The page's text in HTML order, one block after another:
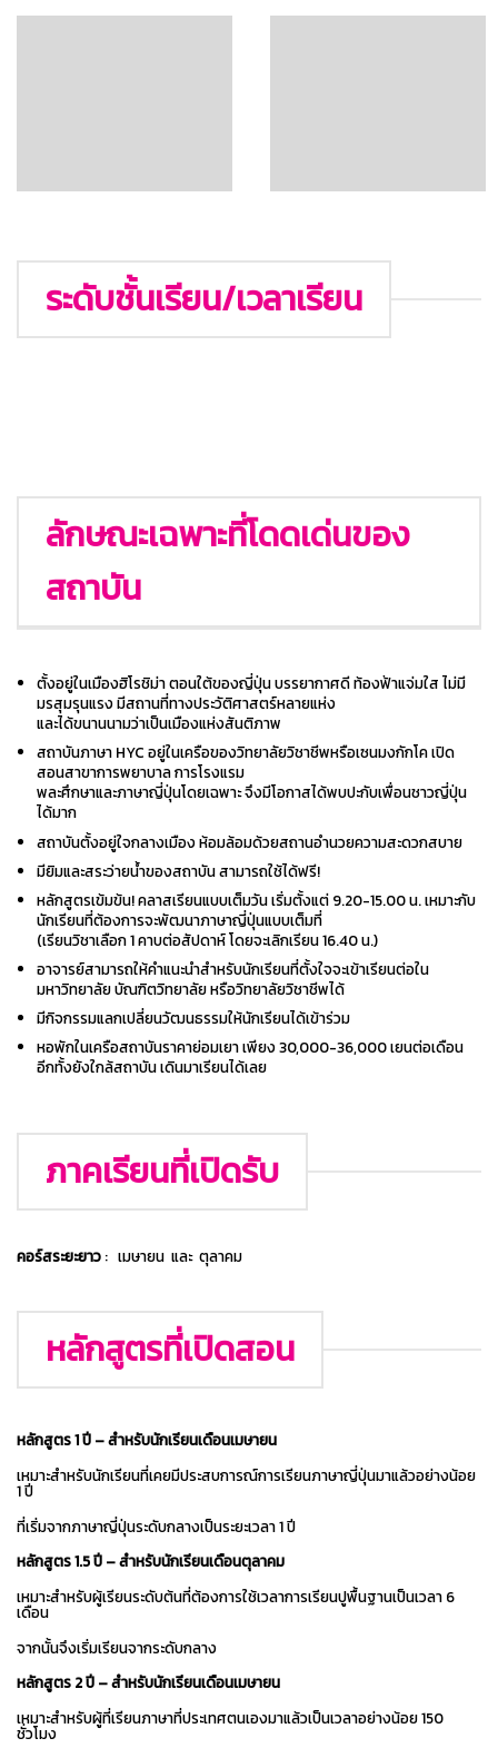
ระดับชั้นเรียน/เวลาเรียน
ลักษณะเฉพาะที่โดดเด่นของ
สถาบัน
ตั้งอยู่ในเมืองฮิโรชิม่า ตอนใต้ของญี่ปุ่น บรรยากาศดี ท้องฟ้าแจ่มใส ไม่มี
มรสุมรุนแรง มีสถานที่ทางประวัติศาสตร์หลายแห่ง
และได้ขนานนามว่าเป็นเมืองแห่งสันติภาพ
สถาบันภาษา HYC อยู่ในเครือของวิทยาลัยวิชาชีพหรือเซนมงกักโค เปิด
สอนสาขาการพยาบาล การโรงแรม
พละศึกษาและภาษาญี่ปุ่นโดยเฉพาะ จึงมีโอกาสได้พบปะกับเพื่อนชาวญี่ปุ่น
ได้มาก
สถาบันตั้งอยู่ใจกลางเมือง ห้อมล้อมด้วยสถานอำนวยความสะดวกสบาย
มียิมและสระว่ายน้ำของสถาบัน สามารถใช้ได้ฟรี!
หลักสูตรเข้มข้น! คลาสเรียนแบบเต็มวัน เริ่มตั้งแต่ 9.20-15.00 น. เหมาะกับ
นักเรียนที่ต้องการจะพัฒนาภาษาญี่ปุ่นแบบเต็มที่
(เรียนวิชาเลือก 1 คาบต่อสัปดาห์ โดยจะเลิกเรียน 16.40 น.)
อาจารย์สามารถให้คำแนะนำสำหรับนักเรียนที่ตั้งใจจะเข้าเรียนต่อใน
มหาวิทยาลัย บัณฑิตวิทยาลัย หรือวิทยาลัยวิชาชีพได้
มีกิจกรรมแลกเปลี่ยนวัฒนธรรมให้นักเรียนได้เข้าร่วม
หอพักในเครือสถาบันราคาย่อมเยา เพียง 30,000-36,000 เยนต่อเดือน
อีกทั้งยังใกล้สถาบัน เดินมาเรียนได้เลย
ภาคเรียนที่เปิดรับ
คอร์สระยะยาว : เมษายน และ ตุลาคม
หลักสูตรที่เปิดสอน
หลักสูตร 1 ปี – สำหรับนักเรียนเดือนเมษายน
เหมาะสำหรับนักเรียนที่เคยมีประสบการณ์การเรียนภาษาญี่ปุ่นมาแล้วอย่างน้อย
1 ปี
ที่เริ่มจากภาษาญี่ปุ่นระดับกลางเป็นระยะเวลา 1 ปี
หลักสูตร 1.5 ปี – สำหรับนักเรียนเดือนตุลาคม
เหมาะสำหรับผู้เรียนระดับต้นที่ต้องการใช้เวลาการเรียนปูพื้นฐานเป็นเวลา 6
เดือน
จากนั้นจึงเริ่มเรียนจากระดับกลาง
หลักสูตร 2 ปี – สำหรับนักเรียนเดือนเมษายน
เหมาะสำหรับผู้ที่เรียนภาษาที่ประเทศตนเองมาแล้วเป็นเวลาอย่างน้อย 150
ชั่วโมง